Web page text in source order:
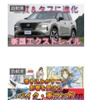
自動車
自動車